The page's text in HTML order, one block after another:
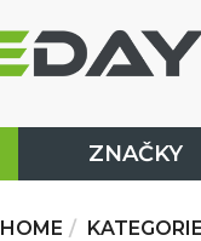
ZNAČKY
HOME KATEGORIE